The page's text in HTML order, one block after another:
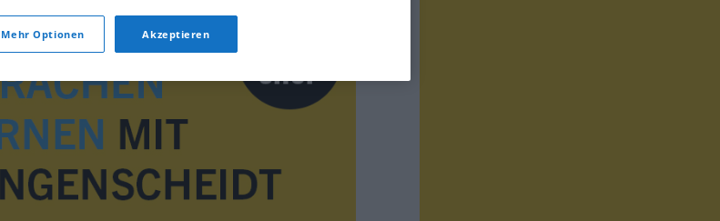
Mehr Optionen Akzeptieren